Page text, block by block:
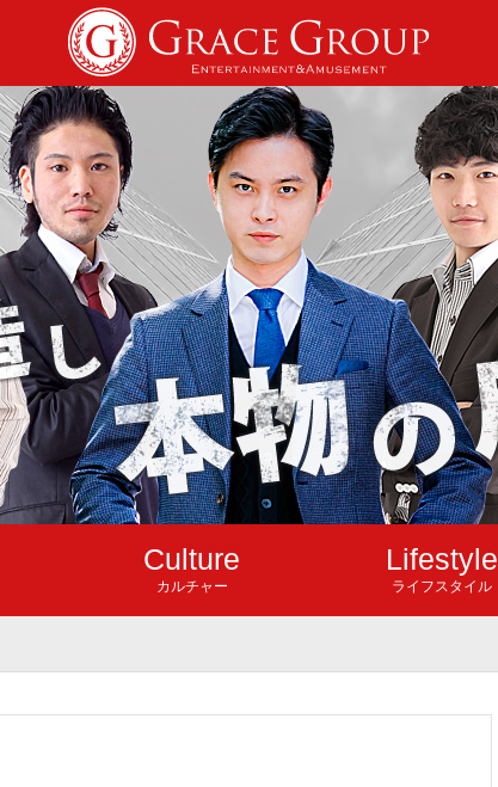
Culture
カルチャー
Lifestyle
ライフスタイル